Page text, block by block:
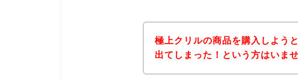
極上クリルの商品を購入しよう
出てしまった！という方はいま